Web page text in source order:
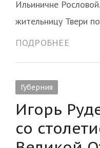
Ильиничне
жительницу Твери
ПОДРОБНЕЕ
Губерния
Игорь
со